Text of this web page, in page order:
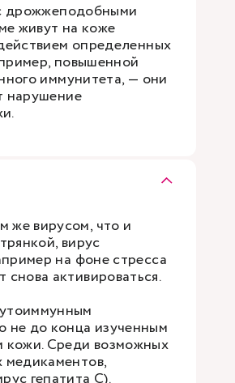
дрожжеподобными
живут на коже
определенных
повышенной
иммунитета, — они
нарушение
же вирусом, что и
вирус
на фоне стресса
активироваться.
не до конца изученным
кожи. Среди возможных
медикаментов,